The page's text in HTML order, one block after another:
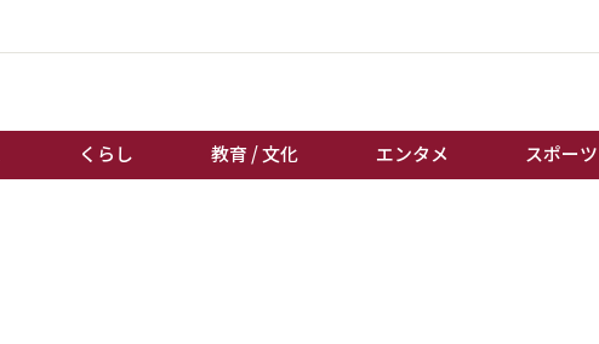
くらし 教育 / 文化 エンタメ スポーツ